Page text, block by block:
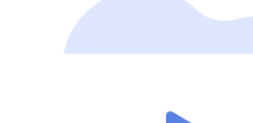
🛠️ O QUE VOCÊ VAI